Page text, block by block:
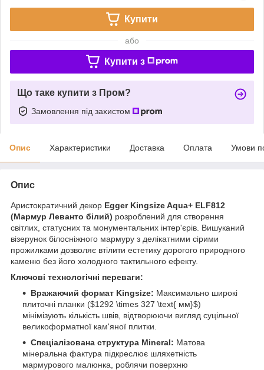
Купити
або
Купити з
Що таке купити з Пром?
Замовлення під захистом
Опис Характеристики Доставка Оплата Умови
Опис
Аристократичний декор Egger Kingsize Aqua+ ELF812
(Мармур Леванто білий) розроблений для створення
світлих, статусних та монументальних інтер'єрів. Вишуканий
візерунок білосніжного мармуру з делікатними сірими
прожилками дозволяє втілити естетику дорогого природного
каменю без його холодного тактильного ефекту.
Ключові технологічні переваги:
Вражаючий формат Kingsize: Максимально широкі
плиточні планки ($1292 \times 327 \text{ мм}$)
мінімізують кількість швів, відтворюючи вигляд суцільної
великоформатної кам'яної плитки.
Спеціалізована структура Mineral: Матова
мінеральна фактура підкреслює шляхетність
мармурового малюнка, роблячи поверхню